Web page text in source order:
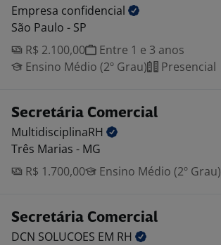
Empresa confidencial
São Paulo - SP
R$ 2.100,00
Entre 1 e 3 anos
Ensino Médio (2º Grau)
Presencial
Secretária Comercial
MultidisciplinaRH
Três Marias - MG
R$ 1.700,00
Ensino Médio (2º Grau)
Secretária Comercial
DCN SOLUCOES EM RH